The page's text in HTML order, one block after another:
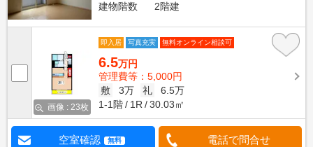
建物階数
2階建
画像 : 23枚
即入居 写真充実 無料オンライン相談可
6.5万円
管理費等：5,000円
敷
3万 礼
6.5万
1-1階
1R 30.03㎡
空室確認 無料 電話で問合せ